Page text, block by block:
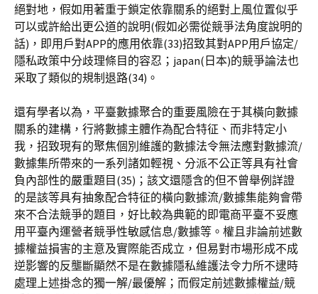
絕對地，假如用著重于鎖定依靠關系的絕對上風位置似乎
可以或許給出更公道的說明(假如必需從競爭法角度說明的
話)，即用戶對APP的應用依靠(33)招致其對APP用戶協定/
隱私政策中分歧理條目的容忍；japan(日本)的競爭論法也
采取了類似的規制退路(34)。
還有學者以為，平臺數據聚合的重要風險在于其橫向數據
關系的建構，行將數據主體作為配合特征、而非特定小
我，招致現有的聚焦個別維護的數據法令無法應對數據流/
數據集所帶來的一系列諸如輕視、分派不公正等具有社會
負內部性的嚴重題目(35)；該文還隱含的但不曾舉例詳證
的是該等具有抽象配合特征的橫向數據流/數據集能夠會帶
來不合法競爭的題目，好比較為典範的即電商平臺不妥應
用平臺內運營者競爭性敏感信息/數據等。權且非論前述數
據權益損害的主意及實際能否成立，但易對市場形成不成
逆影響的反壟斷顯然不是在數據隱私維護法令力所不逮時
處理上述掛念的獨一解/最優解；而假定前述數據權益/競